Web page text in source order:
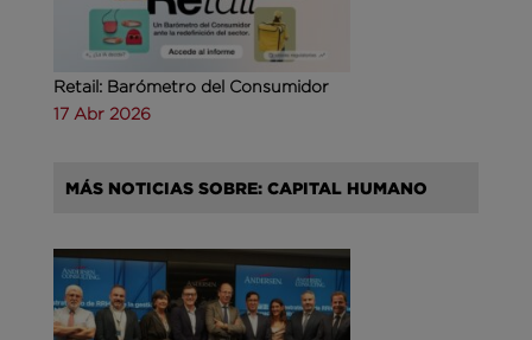
Retail: Barómetro del Consumidor
17 Abr 2026
MÁS NOTICIAS SOBRE: CAPITAL HUMANO